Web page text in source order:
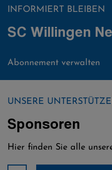
INFORMIERT BLEIBEN
SC Willingen
Abonnement verwalten
UNSERE
Sponsoren
Hier finden Sie alle